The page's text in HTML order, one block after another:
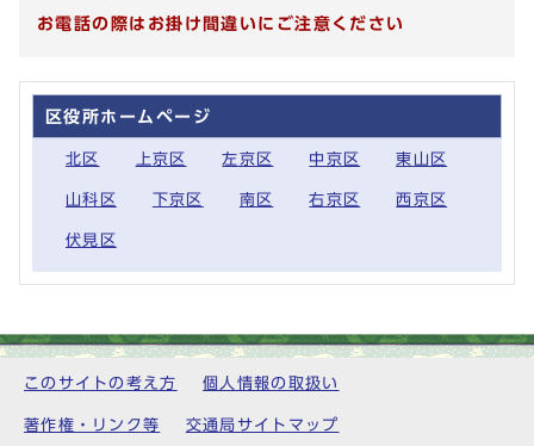
お電話の際はお掛け間違いにご注意ください
区役所ホームページ
北区 上京区 左京区 中京区 東山区
山科区 下京区 南区 右京区 西京区
伏見区
このサイトの考え方 個人情報の取扱い
著作権・リンク等 交通局サイトマップ